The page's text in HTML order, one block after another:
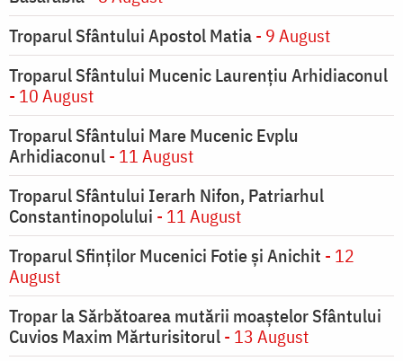
Troparul Sfântului Apostol Matia- 9 August
Troparul Sfântului Mucenic Laurențiu Arhidiaconul
- 10 August
Troparul Sfântului Mare Mucenic Evplu
Arhidiaconul- 11 August
Troparul Sfântului Ierarh Nifon, Patriarhul
Constantinopolului - 11 August
Troparul Sfinţilor Mucenici Fotie şi Anichit - 12
August
Tropar la Sărbătoarea mutării moaştelor Sfântului
Cuvios Maxim Mărturisitorul- 13 August